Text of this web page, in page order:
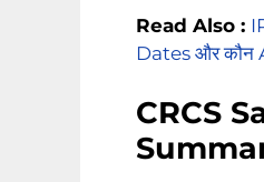
Read Also :
Dates और कौन
CRCS